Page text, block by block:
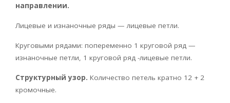
направлении.
Лицевые и изнаночные ряды — лицевые петли.
Круговыми рядами: попеременно 1 круговой ряд —
изнаночные петли, 1 круговой ряд -лицевые петли.
Структурный узор. Количество петель кратно 12 + 2
кромочные.